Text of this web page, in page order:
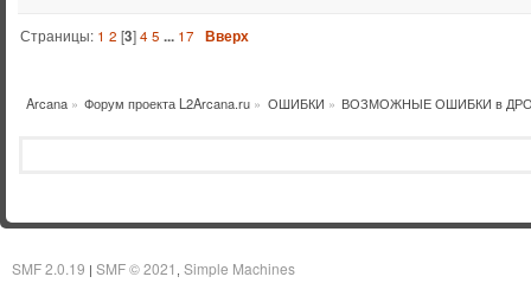
Страницы: 1 2 [3]4 5 ... 17 Вверх
Arcana» Форум проекта L2Arcana.ru » ОШИБКИ » ВОЗМОЖНЫЕ ОШИБКИ в
SMF 2.0.19 | SMF © 2021 Simple Machines